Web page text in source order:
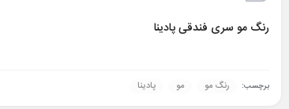
رنگ مو سری فندقی پادینا
برچسب: رنگ مو مو پادینا